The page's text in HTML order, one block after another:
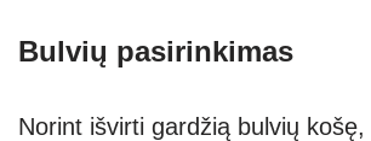
Bulvių pasirinkimas
Norint išvirti gardžią bulvių košę,